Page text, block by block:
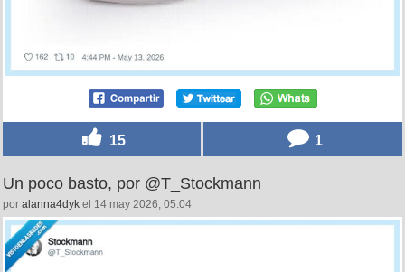
15 1
Un poco basto, por @T_Stockmann
por alanna4dyk el 14 may 2026, 05:04